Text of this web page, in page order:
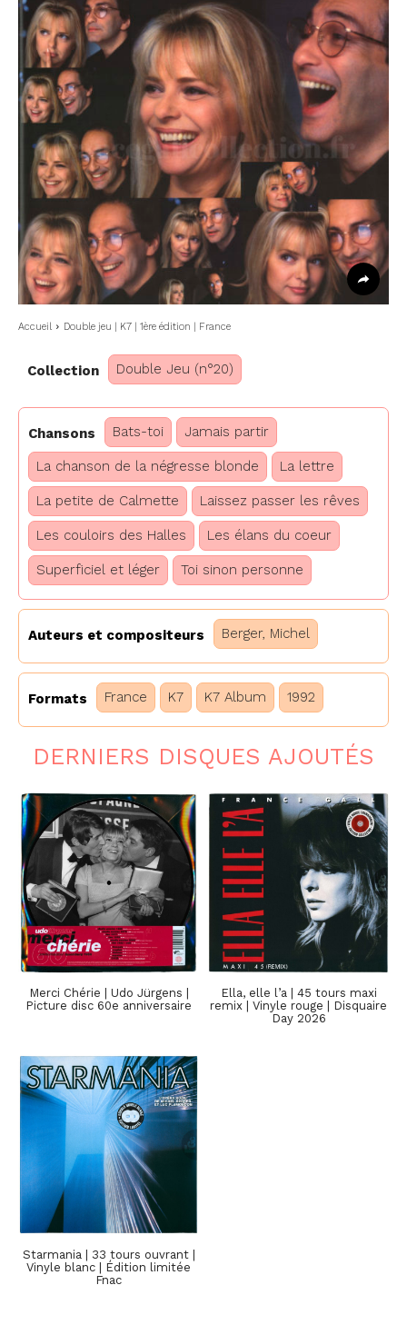
Accueil Double jeu | K7 | 1ère édition | France
Collection Double Jeu (n°20)
Chansons Bats-toi Jamais partir
La chanson de la négresse blonde La lettre
La petite de Calmette Laissez passer les rêves
Les couloirs des Halles Les élans du coeur
Superficiel et léger Toi sinon personne
Auteurs et compositeurs Berger, Michel
Formats France K7 K7 Album 1992
DERNIERS DISQUES AJOUTÉS
Merci Chérie | Udo Jürgens |
Picture disc 60e anniversaire
Ella, elle l’a | 45 tours maxi
remix | Vinyle rouge | Disquaire
Day 2026
Starmania | 33 tours ouvrant |
Vinyle blanc | Édition limitée
Fnac